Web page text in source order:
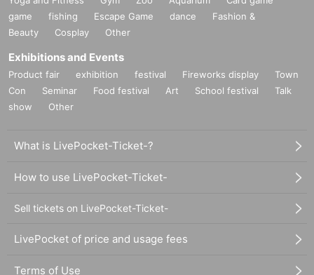
game
fishing Escape Game dance
Fashion &
Beauty
Cosplay Other
Exhibitions and Events
Product fair exhibition festival Fireworks display
Town
Con
Seminar Food festival Art School festival
Talk
show
Other
What is LivePocket-Ticket-?
How to use LivePocket-Ticket-
Sell tickets on LivePocket-Ticket-
LivePocket of price and usage fees
Terms of Use